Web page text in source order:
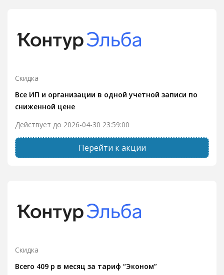
Скидка
Все ИП и организации в одной учетной записи по
сниженной цене
Действует до 2026-04-30 23:59:00
Перейти к акции
Скидка
Всего 409 р в месяц за тариф “Эконом”